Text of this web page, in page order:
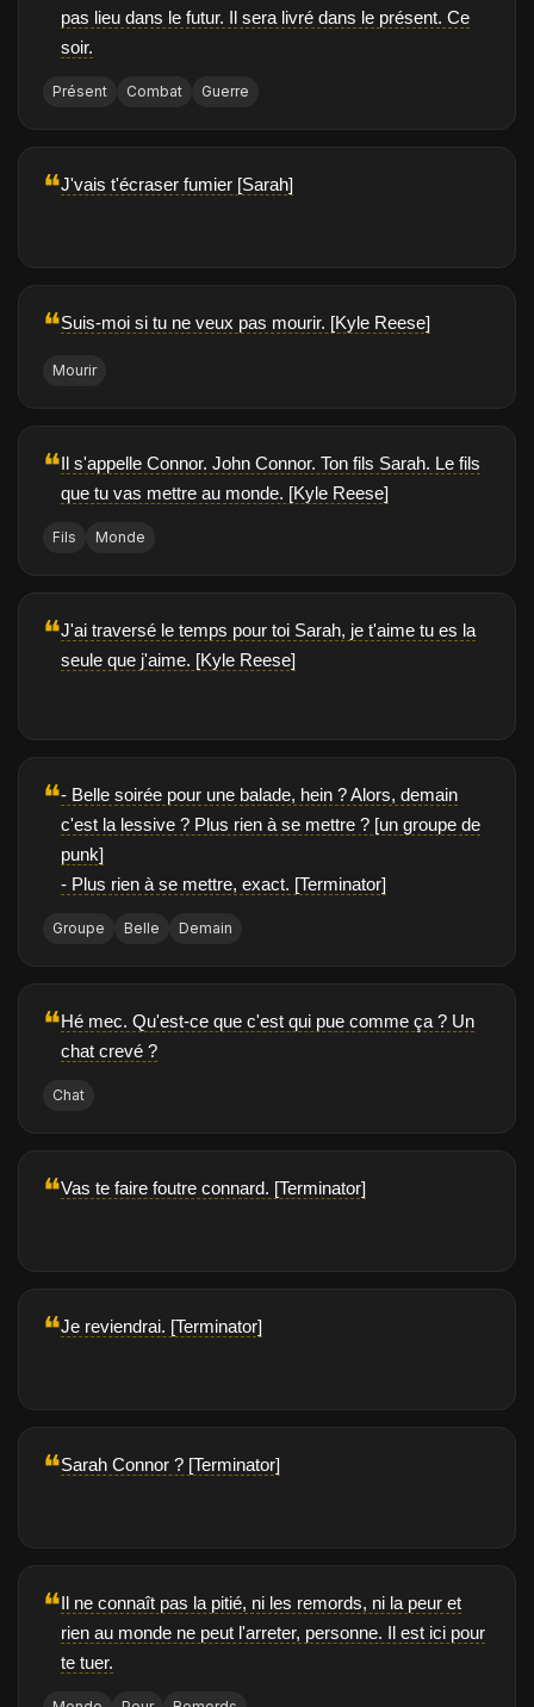
pas lieu dans le futur. Il sera livré dans le présent. Ce
soir.
Présent Combat Guerre
❝J'vais t'écraser fumier [Sarah]
❝Suis-moi si tu ne veux pas mourir. [Kyle Reese]
Mourir
❝Il s'appelle Connor. John Connor. Ton fils Sarah. Le fils
que tu vas mettre au monde. [Kyle Reese]
Fils Monde
❝J'ai traversé le temps pour toi Sarah, je t'aime tu es la
seule que j'aime. [Kyle Reese]
❝- Belle soirée pour une balade, hein ? Alors, demain
c'est la lessive ? Plus rien à se mettre ? [un groupe de
punk]
- Plus rien à se mettre, exact. [Terminator]
Groupe Belle Demain
❝Hé mec. Qu'est-ce que c'est qui pue comme ça ? Un
chat crevé ?
Chat
❝Vas te faire foutre connard. [Terminator]
❝Je reviendrai. [Terminator]
❝Sarah Connor ? [Terminator]
❝Il ne connaît pas la pitié, ni les remords, ni la peur et
rien au monde ne peut l'arreter, personne. Il est ici pour
te tuer.